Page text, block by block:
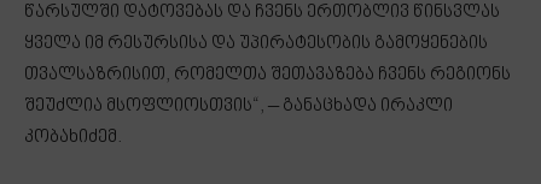
წარსულში დატოვებას და ჩვენს ერთობლივ წინსვლას
ყველა იმ რესურსისა და უპირატესობის გამოყენების
თვალსაზრისით, რომელთა შეთავაზება ჩვენს რეგიონს
შეუძლია მსოფლიოსთვის“, – განაცხადა ირაკლი
კობახიძემ.